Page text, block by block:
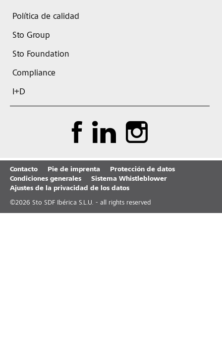
Política de calidad
Sto Group
Sto Foundation
Compliance
I+D
Contacto Pie de imprenta
Protección de datos
Condiciones generales
Sistema Whistleblower
Ajustes de la privacidad de los datos
©2026 Sto SDF Ibérica S.L.U. - all rights reserved